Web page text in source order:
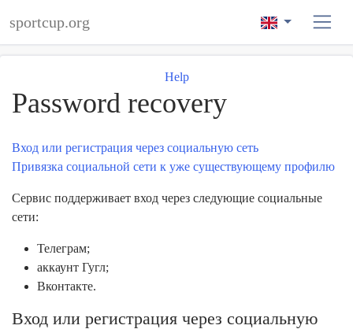
sportcup.org
Help
Password recovery
Вход или регистрация через социальную сеть
Привязка социальной сети к уже существующему профилю
Сервис поддерживает вход через следующие социальные
сети:
Телеграм;
аккаунт Гугл;
Вконтакте.
Вход или регистрация через социальную